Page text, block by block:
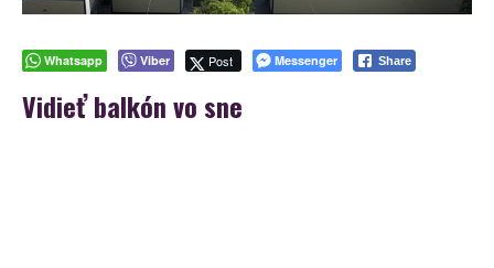
Whatsapp Viber Post Messenger Share
Vidieť balkón vo sne